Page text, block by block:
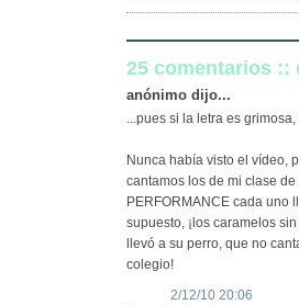
25 comentarios ::
anónimo dijo...
...pues si la letra es
Nunca había visto el vídeo,
cantamos los de mi clase
PERFORMANCE cada uno
supuesto, ¡los caramelos
llevó a su perro, que no
colegio!
2/12/10 20:06